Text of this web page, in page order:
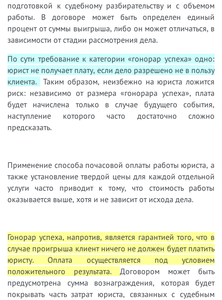
подготовкой к судебному разбирательству и с объемом
работы. В договоре может быть определен единый
процент от суммы выигрыша, либо он может отличаться, в
зависимости от стадии рассмотрения дела.
По сути требование к категории «гонорар успеха» одно:
юрист не получает плату, если дело разрешено не в пользу
клиента.
Таким образом, неизбежно на юриста ложится
риск: независимо от размера «гонорара успеха», плата
будет начислена только в случае будущего события,
наступление которого часто достаточно сложно
предсказать.
Применение способа почасовой оплаты работы юриста, а
также установление твердой цены для каждой отдельной
услуги часто приводит к тому, что стоимость работы
оказывается выше, хотя и не зависит от исхода дела.
Гонорар успеха, напротив, является гарантией того, что в
случае проигрыша клиент ничего не должен будет платить
юристу. Оплата осуществляется под условием
положительного результата. Договором может быть
предусмотрена сумма вознаграждения, которая будет
покрывать часть затрат юриста, связанных с судебным